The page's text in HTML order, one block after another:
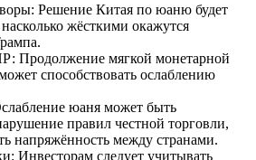
Решение Китая по юаню будет
насколько жёсткими окажутся
Продолжение мягкой монетарной
способствовать ослаблению
юаня может быть
правил честной торговли,
напряжённость между странами.
Инвесторам следует учитывать